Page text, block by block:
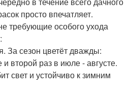
просто впечатляет.
требующие особого ухода
За сезон цветёт дважды:
второй раз в июле - августе.
свет и устойчиво к зимним